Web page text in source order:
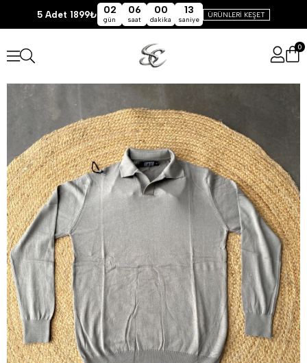
5 Adet 1899₺ 02
gün
06
saat
00
dakika
13
saniye
ÜRÜNLERİ KEŞET
0